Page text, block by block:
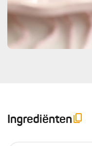
Ingrediënten